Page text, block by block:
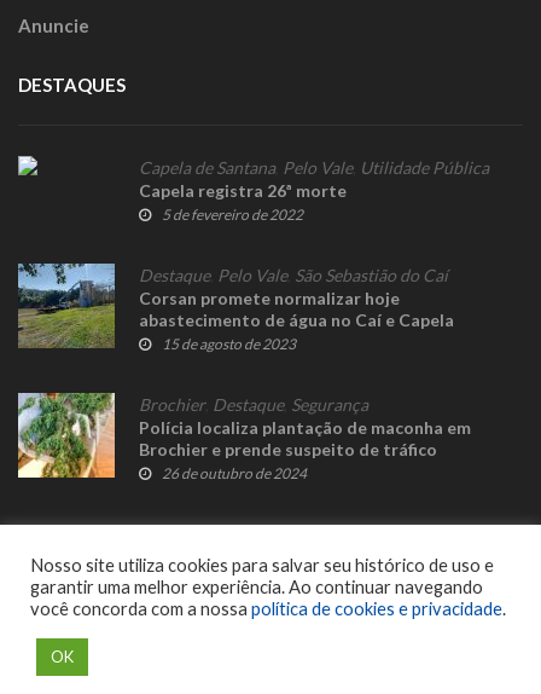
Anuncie
DESTAQUES
Capela de Santana, Pelo Vale, Utilidade Pública
Capela registra 26ª morte
5 de fevereiro de 2022
Destaque, Pelo Vale, São Sebastião do Caí
Corsan promete normalizar hoje
abastecimento de água no Caí e Capela
15 de agosto de 2023
Brochier, Destaque, Segurança
Polícia localiza plantação de maconha em
Brochier e prende suspeito de tráfico
26 de outubro de 2024
Nosso site utiliza cookies para salvar seu histórico de uso e
garantir uma melhor experiência. Ao continuar navegando
você concorda com a nossa política de cookies e privacidade.
OK